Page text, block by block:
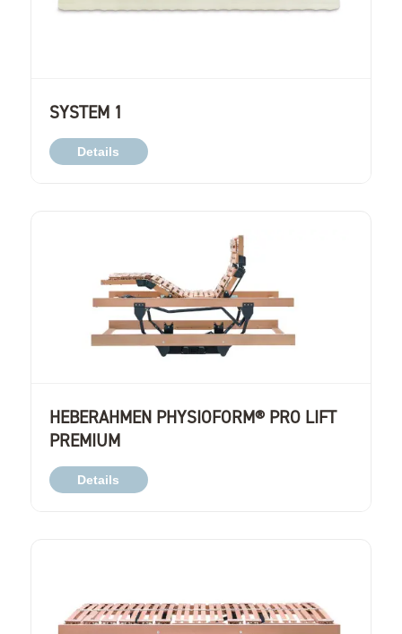
SYSTEM 1
Details
HEBERAHMEN PHYSIOFORM® PRO LIFT
PREMIUM
Details